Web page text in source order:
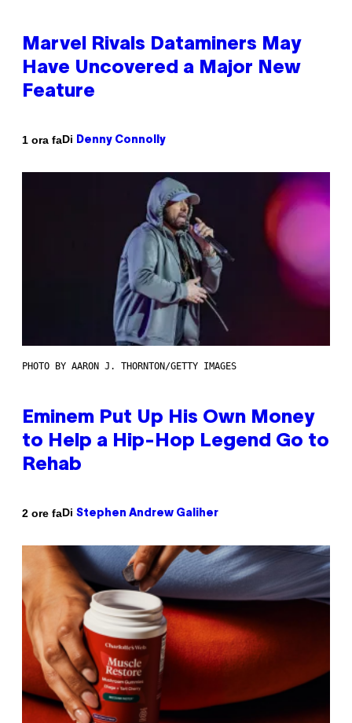
Marvel Rivals Dataminers May
Have Uncovered a Major New
Feature
1 ora faDi Denny Connolly
PHOTO BY AARON J. THORNTON/GETTY IMAGES
Eminem Put Up His Own Money
to Help a Hip-Hop Legend Go to
Rehab
2 ore faDi Stephen Andrew Galiher